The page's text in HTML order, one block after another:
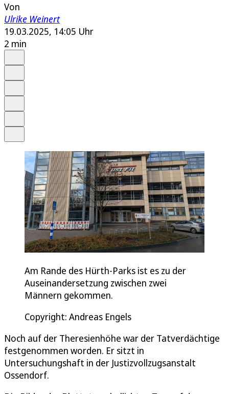
Von
Ulrike Weinert
19.03.2025, 14:05 Uhr
2 min
Am Rande des Hürth-Parks ist es zu der
Auseinandersetzung zwischen zwei
Männern gekommen.
Copyright: Andreas Engels
Noch auf der Theresienhöhe war der Tatverdächtige
festgenommen worden. Er sitzt in
Untersuchungshaft in der Justizvollzugsanstalt
Ossendorf.